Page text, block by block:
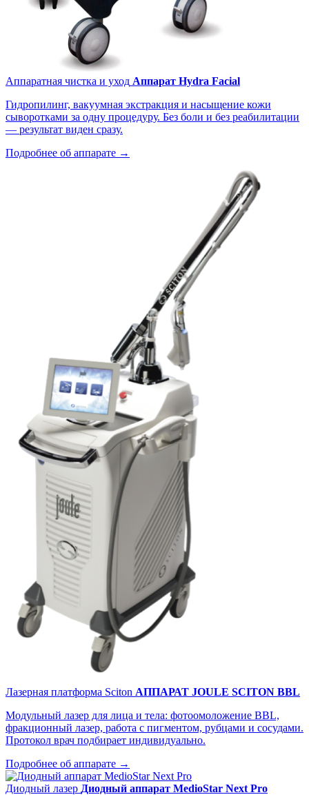
Аппаратная чистка и уход Аппарат Hydra Facial
Гидропилинг, вакуумная экстракция и насыщение кожи
сыворотками за одну процедуру. Без боли и без реабилитации
— результат виден сразу.
Подробнее об аппарате →
Лазерная платформа Sciton АППАРАТ JOULE SCITON BBL
Модульный лазер для лица и тела: фотоомоложение BBL,
фракционный лазер, работа с пигментом, рубцами и сосудами.
Протокол врач подбирает индивидуально.
Подробнее об аппарате →
Диодный лазер Диодный аппарат MedioStar Next Pro